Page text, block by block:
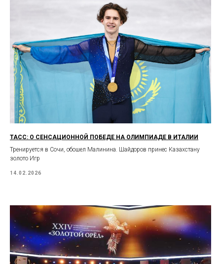
ТАСС: О СЕНСАЦИОННОЙ ПОБЕДЕ НА ОЛИМПИАДЕ В ИТАЛИИ
Тренируется в Сочи, обошел Малинина. Шайдоров принес Казахстану
золото Игр
14.02.2026